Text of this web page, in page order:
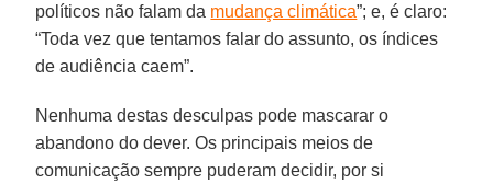
políticos não falam da mudança climática”; e, é claro:
“Toda vez que tentamos falar do assunto, os índices
de audiência caem”.
Nenhuma destas desculpas pode mascarar o
abandono do dever. Os principais meios de
comunicação sempre puderam decidir, por si